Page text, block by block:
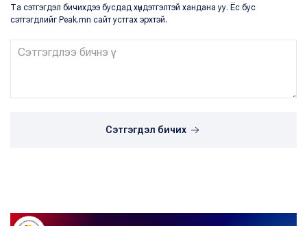
Та сэтгэгдэл бичихдээ бусдад хүндэтгэлтэй хандана уу. Ёс бус
сэтгэгдлийг Peak.mn сайт устгах эрхтэй.
Сэтгэгдэл бичих